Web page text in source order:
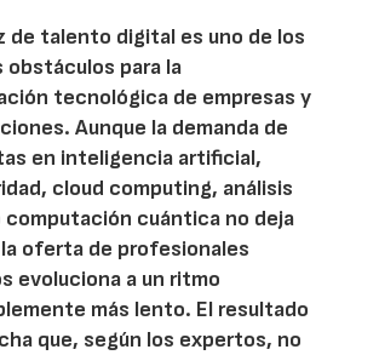
de talento digital es uno de los
obstáculos para la
tecnológica de empresas y
Aunque la demanda de
en inteligencia artificial,
cloud computing, análisis
computación cuántica no deja
oferta de profesionales
evoluciona a un ritmo
más lento. El resultado
que, según los expertos, no